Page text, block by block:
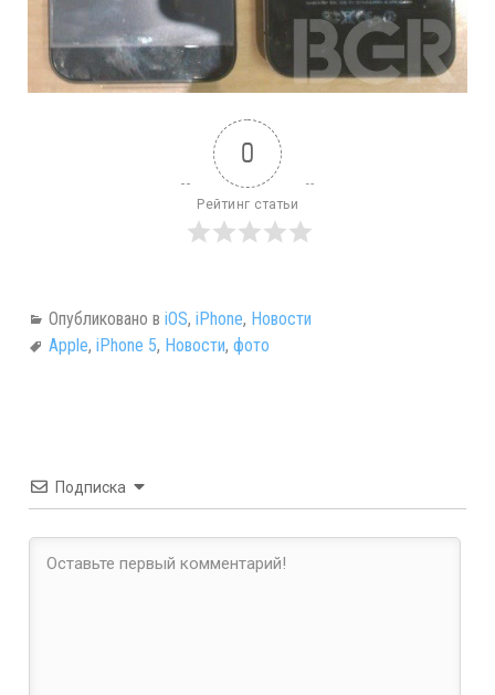
0
Рейтинг статьи
Опубликовано в iOS, iPhone, Новости
Apple, iPhone 5, Новости, фото
Подписка